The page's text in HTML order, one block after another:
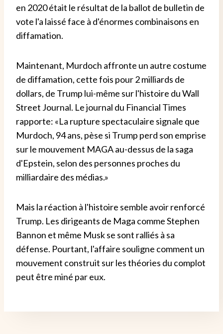
en 2020 était le résultat de la ballot de bulletin de
vote l'a laissé face à d'énormes combinaisons en
diffamation.
Maintenant, Murdoch affronte un autre costume
de diffamation, cette fois pour 2 milliards de
dollars, de Trump lui-même sur l'histoire du Wall
Street Journal. Le journal du Financial Times
rapporte: «La rupture spectaculaire signale que
Murdoch, 94 ans, pèse si Trump perd son emprise
sur le mouvement MAGA au-dessus de la saga
d'Epstein, selon des personnes proches du
milliardaire des médias.»
Mais la réaction à l'histoire semble avoir renforcé
Trump. Les dirigeants de Maga comme Stephen
Bannon et même Musk se sont ralliés à sa
défense. Pourtant, l'affaire souligne comment un
mouvement construit sur les théories du complot
peut être miné par eux.